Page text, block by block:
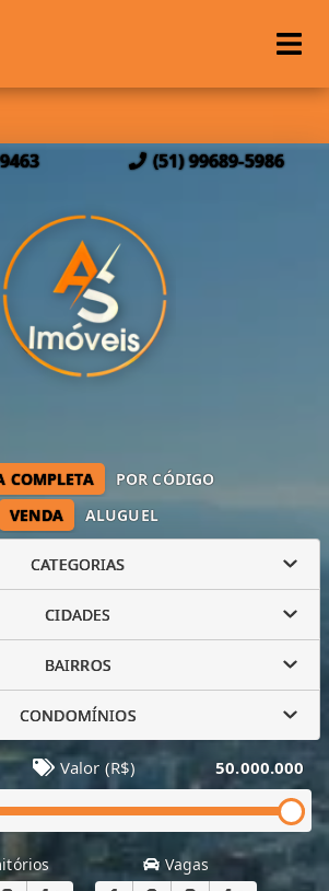
(51) 99689-5986
VENDA ALUGUEL
COMPLETA POR CÓDIGO
CATEGORIAS
CIDADES
BAIRROS
CONDOMÍNIOS
Valor (R$) 50.000.000
Vagas